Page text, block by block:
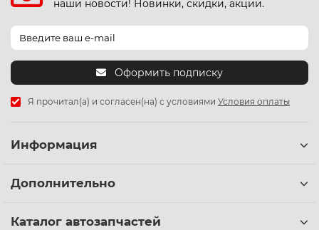
наши новости! Новинки, скидки, акции.
Оформить подписку
Я прочитал(а) и согласен(на) с условиями Условия оплаты
Информация
Дополнительно
Каталог автозапчастей